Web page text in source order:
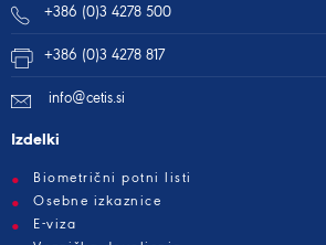
+386 (0)3 4278 500
+386 (0)3 4278 817
info@cetis.si
Izdelki
Biometrični potni listi
Osebne izkaznice
E-viza